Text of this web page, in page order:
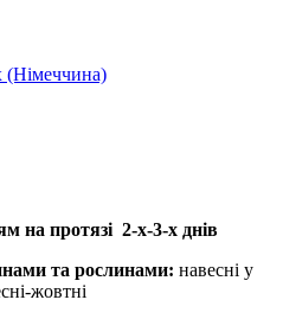
(Німеччина)
на протязі 2-х-3-х днів
та рослинами: навесні у
жовтні